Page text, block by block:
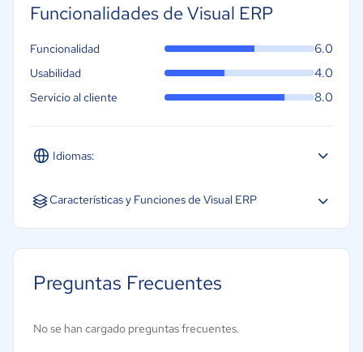
Funcionalidades de Visual ERP
Idiomas:
Español Inglés
Funcionalidad 6.0
Usabilidad 4.0
Servicio al cliente 8.0
Características y Funciones de Visual ERP
Gestión financiera
Preguntas Frecuentes
No se han cargado preguntas frecuentes.